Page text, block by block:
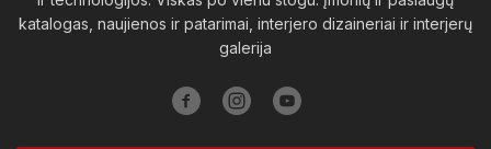
Visagino sav.
katalogas, naujienos ir patarimai, interjero dizaineriai ir interjerų
galerija